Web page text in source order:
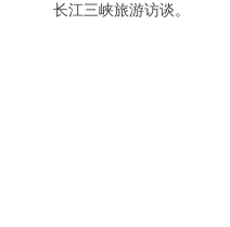
长江三峡旅游访谈。